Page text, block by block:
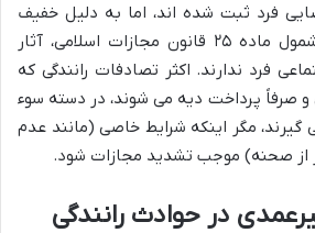
فرد ثبت شده اند، اما به دلیل خفیف
بودن مجازات یا عدم شمول ماده ۲۵ قانون مجازات اسلامی، آثار
فرد ندارند. اکثر تصادفات رانندگی که
صرفاً پرداخت دیه می شوند، در دسته سوء
گیرند، مگر اینکه شرایط خاصی (مانند عدم
از صحنه) موجب تشدید مجازات شود.
در حوادث رانندگی